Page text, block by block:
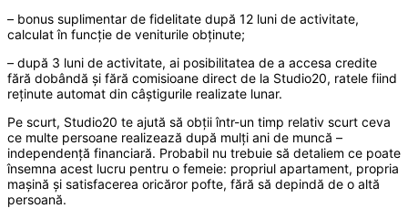
– bonus suplimentar de fidelitate după 12 luni de activitate,
calculat în funcție de veniturile obținute;
– după 3 luni de activitate, ai posibilitatea de a accesa credite
fără dobândă și fără comisioane direct de la Studio20, ratele fiind
reținute automat din câștigurile realizate lunar.
Pe scurt, Studio20 te ajută să obții într-un timp relativ scurt ceva
ce multe persoane realizează după mulți ani de muncă –
independență financiară. Probabil nu trebuie să detaliem ce poate
însemna acest lucru pentru o femeie: propriul apartament, propria
mașină și satisfacerea oricăror pofte, fără să depindă de o altă
persoană.